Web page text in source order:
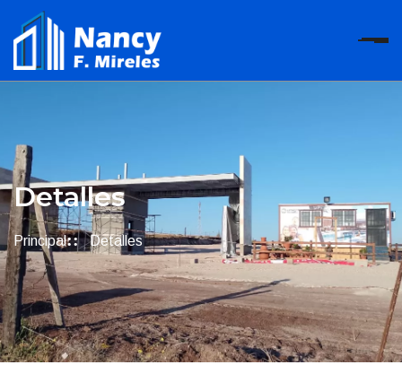
Detalles
Principal Detalles